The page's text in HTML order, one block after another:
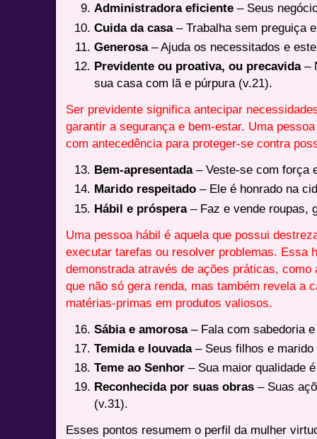
Administradora eficiente – Seus
Cuida da casa– Trabalha sem preguiça
Generosa– Ajuda os necessitados e
Previdente ou proativa, ou precavida–
sua casa com lã e púrpura (v.21).
Ser previdente significa antecipar
garantir a segurança e bem-estar. Uma
com antecedência para proteger-se contra
Bem-apresentada– Veste-se com força
Marido respeitado – Ele é honrado na
Hábil e próspera– Faz e vende roupas,
Uma pessoa hábil é aquela que possui
executar tarefas ou resolver problemas. Essa
demonstrada através de ações práticas,
que não só gera renda, mas também revela a
matérias-primas em produtos valiosos.
Sábia e amorosa– Fala com sabedoria
Temida e louvada– Seus filhos e marido
Teme ao Senhor – Sua maior qualidade
Reconhecida por suas obras – Suas
(v.31).
Esses pontos resumem o perfil da mulher